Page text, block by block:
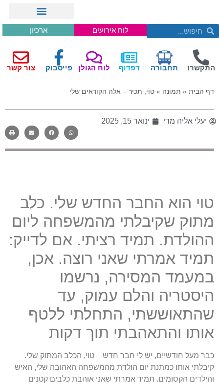
לוח אירועים ארכיון
התקשרו תחבורה דפדוף לוח הגולן פייסבוק צור קשר
דף הבית » תמונה » טוֹי, תכיר – אלה הקוראים שלי
יעלי אליה מדי ינואר 15, 2025
טוי הוא החבר החדש שלי. כלב
מתוק שקיבלתי מהמשפחה ליום
ההולדת. תמיד רציתי. אם לדייק:
תמיד אמרתי שאני רוצה. אכן,
במעמד המסירה, נרשמו
היסטריה והלם עמוק, עד
שהתאוששתי, התחלתי ללטף
אותו והתאהבתי תוך דקות
כבר מעל חודשיים, יש לי חבר חדש – טוֹי, הכלב המתוק שלי.
קיבלתי אותו כמתנת יום הולדת מהמשפחה האהובה שלי, האיש
והילדים הקסומים. תמיד אמרתי שאני אוהבת כלבים קטנים